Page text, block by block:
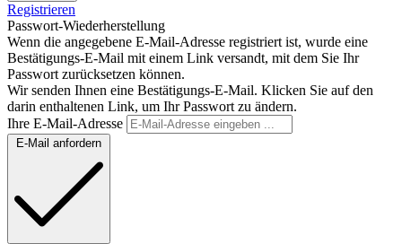
Registrieren
Passwort-Wiederherstellung
Wenn die angegebene E-Mail-Adresse registriert ist, wurde eine
Bestätigungs-E-Mail mit einem Link versandt, mit dem Sie Ihr
Passwort zurücksetzen können.
Wir senden Ihnen eine Bestätigungs-E-Mail. Klicken Sie auf den
darin enthaltenen Link, um Ihr Passwort zu ändern.
Ihre E-Mail-Adresse
E-Mail anfordern